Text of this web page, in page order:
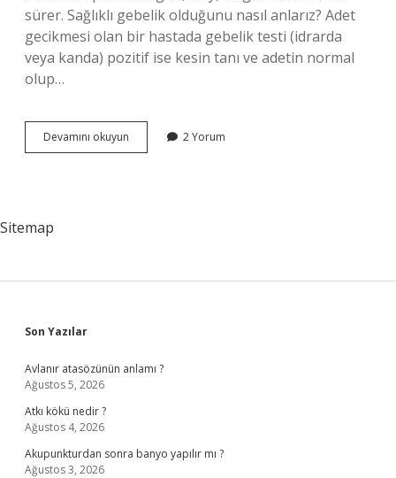
sürer. Sağlıklı gebelik olduğunu nasıl anlarız? Adet
gecikmesi olan bir hastada gebelik testi (idrarda
veya kanda) pozitif ise kesin tanı ve adetin normal
olup…
Devamını okuyun
Bir
2 Yorum
Sitemap
Sidebar
Son Yazılar
Avlanır atasözünün anlamı ?
Ağustos 5, 2026
Atkı kökü nedir ?
Ağustos 4, 2026
Akupunkturdan sonra banyo yapılır mı ?
Ağustos 3, 2026